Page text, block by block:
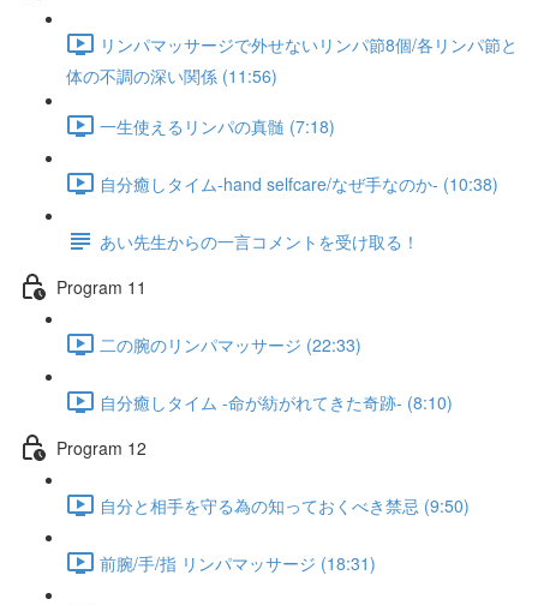
リンパマッサージで外せないリンパ節8個/各リンパ節と
体の不調の深い関係 (11:56)
一生使えるリンパの真髄 (7:18)
自分癒しタイム-hand selfcare/なぜ手なのか- (10:38)
あい先生からの一言コメントを受け取る！
Program 11
二の腕のリンパマッサージ (22:33)
自分癒しタイム -命が紡がれてきた奇跡- (8:10)
Program 12
自分と相手を守る為の知っておくべき禁忌 (9:50)
前腕/手/指 リンパマッサージ (18:31)